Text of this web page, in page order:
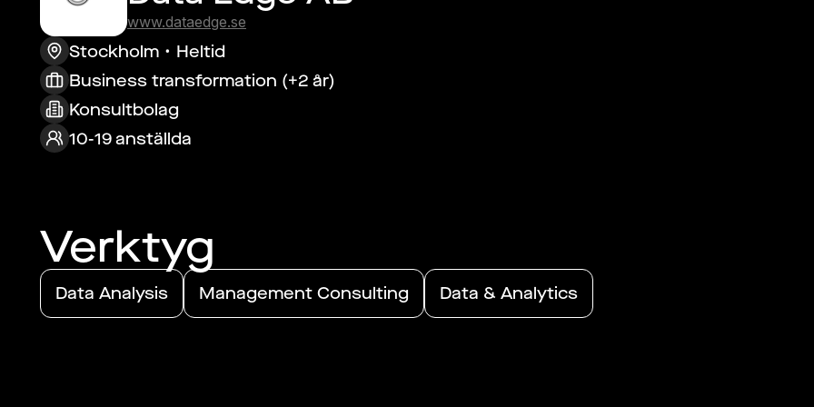
www.dataedge.se
Stockholm
Heltid
Business transformation (+2 år)
Konsultbolag
10-19 anställda
Verktyg
Data Analysis Management Consulting Data & Analytics